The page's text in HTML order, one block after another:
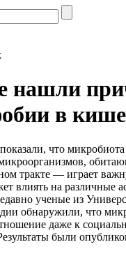
нашли
в
что
тракте — играет
влиять на различные
ученые из
обнаружили, что
даже к
были